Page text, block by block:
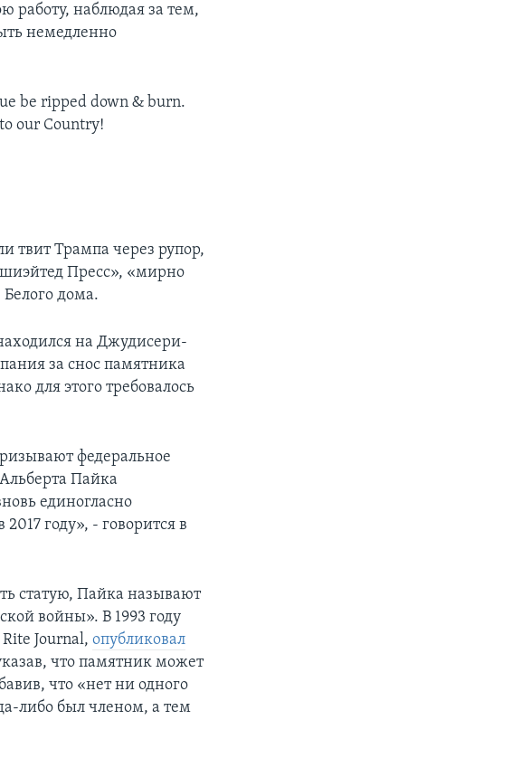
работу, наблюдая за тем,
немедленно
be ripped down & burn.
our Country!
твит Трампа через рупор,
Пресс», «мирно
дома.
на Джудисери-
за снос памятника
для этого требовалось
федеральное
Пайка
единогласно
году», - говорится в
статую, Пайка называют
войны». В 1993 году
Journal,опубликовал
что памятник может
что «нет ни одного
либо был членом, а тем